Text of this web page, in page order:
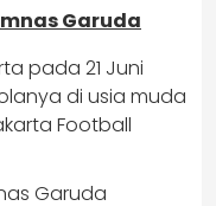
Garuda
pada 21 Juni
di usia muda
Football